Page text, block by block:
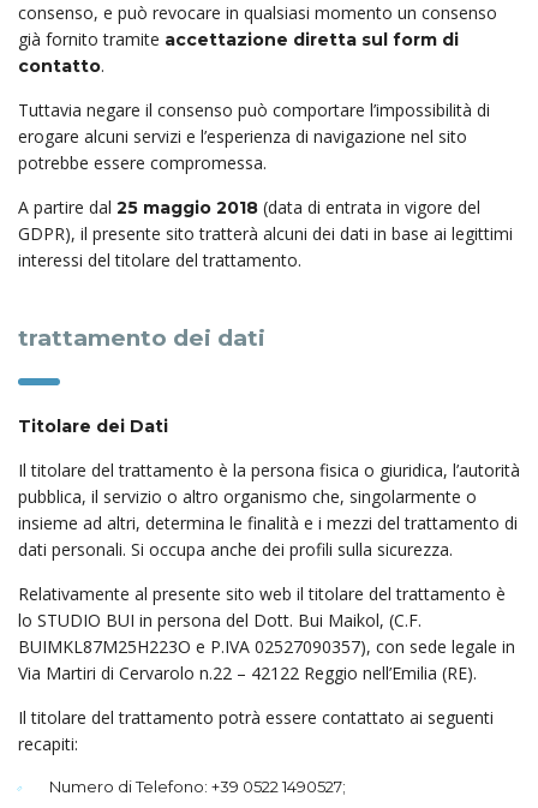
consenso, e può revocare in qualsiasi momento un consenso
già fornito tramite accettazione diretta sul form di
contatto.
Tuttavia negare il consenso può comportare l’impossibilità di
erogare alcuni servizi e l’esperienza di navigazione nel sito
potrebbe essere compromessa.
A partire dal 25 maggio 2018 (data di entrata in vigore del
GDPR), il presente sito tratterà alcuni dei dati in base ai legittimi
interessi del titolare del trattamento.
trattamento dei dati
Titolare dei Dati
Il titolare del trattamento è la persona fisica o giuridica, l’autorità
pubblica, il servizio o altro organismo che, singolarmente o
insieme ad altri, determina le finalità e i mezzi del trattamento di
dati personali. Si occupa anche dei profili sulla sicurezza.
Relativamente al presente sito web il titolare del trattamento è
lo STUDIO BUI in persona del Dott. Bui Maikol, (C.F.
BUIMKL87M25H223O e P.IVA 02527090357), con sede legale in
Via Martiri di Cervarolo n.22 – 42122 Reggio nell’Emilia (RE).
Il titolare del trattamento potrà essere contattato ai seguenti
recapiti:
Numero di Telefono: +39 0522 1490527;